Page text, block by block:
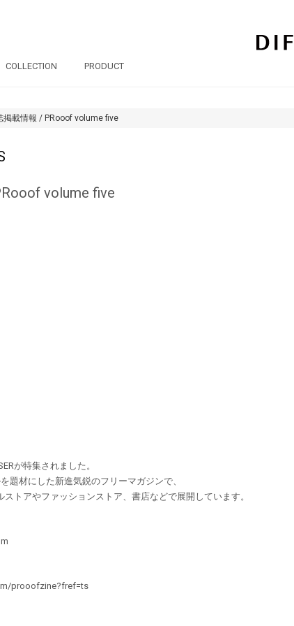
COLLECTION PRODUCT
掲載情報 / PRooof volume five
volume five
が特集されました。
題材にした新進気鋭のフリーマガジンで、
トアやファッションストア、書店などで展開しています。
prooofzine?fref=ts